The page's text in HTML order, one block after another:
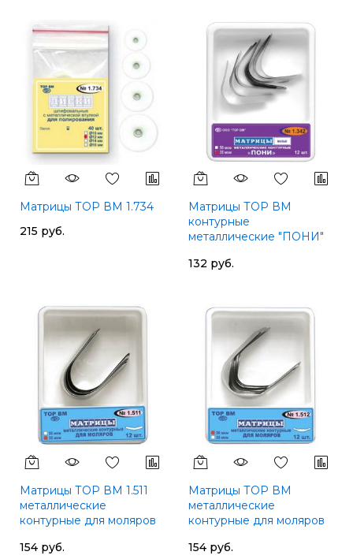
Матрицы ТОР ВМ 1.734
215 руб.
Матрицы ТОР ВМ
контурные
металлические "ПОНИ"
132 руб.
Матрицы ТОР ВМ 1.511
металлические
контурные для моляров
154 руб.
Матрицы ТОР ВМ
металлические
контурные для моляров
154 руб.